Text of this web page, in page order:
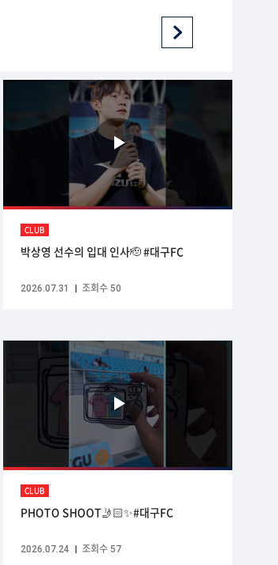
CLUB
박상영 선수의 입대 인사🫡 #대구FC
2026.07.31 조회수 50
CLUB
PHOTO SHOOT🤳🏻✨#대구FC
2026.07.24 조회수 57